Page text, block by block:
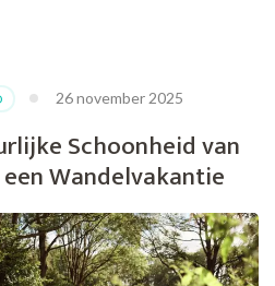
Wandelvakanties
26 november 2025
Schoonheid van
Wandelvakantie